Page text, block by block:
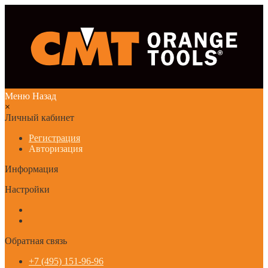
Меню Назад
×
Личный кабинет
Регистрация
Авторизация
Информация
Настройки
Обратная связь
+7 (495) 151-96-96